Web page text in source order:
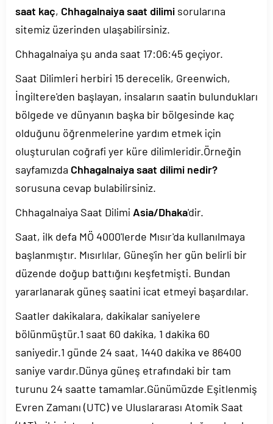
saat kaç, Chhagalnaiya saat dilimi sorularına
sitemiz üzerinden ulaşabilirsiniz.
Chhagalnaiya şu anda saat 17:06:45 geçiyor.
Saat Dilimleri herbiri 15 derecelik, Greenwich,
İngiltere'den başlayan, insaların saatin bulundukları
bölgede ve dünyanın başka bir bölgesinde kaç
olduğunu öğrenmelerine yardım etmek için
oluşturulan coğrafi yer küre dilimleridir.Örneğin
sayfamızda Chhagalnaiya saat dilimi nedir?
sorusuna cevap bulabilirsiniz.
Chhagalnaiya Saat Dilimi Asia/Dhaka'dir.
Saat, ilk defa MÖ 4000'lerde Mısır'da kullanılmaya
başlanmıştır. Mısırlılar, Güneş'in her gün belirli bir
düzende doğup battığını keşfetmişti. Bundan
yararlanarak güneş saatini icat etmeyi başardılar.
Saatler dakikalara, dakikalar saniyelere
bölünmüştür.1 saat 60 dakika, 1 dakika 60
saniyedir.1 günde 24 saat, 1440 dakika ve 86400
saniye vardır.Dünya güneş etrafındaki bir tam
turunu 24 saatte tamamlar.Günümüzde Eşitlenmiş
Evren Zamanı (UTC) ve Uluslararası Atomik Saat